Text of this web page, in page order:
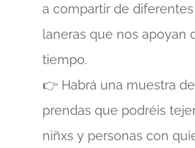
a compartir de
laneras que nos apoyan
tiempo.
👉 Habrá una muestra
prendas que podréis
niñxs y personas con